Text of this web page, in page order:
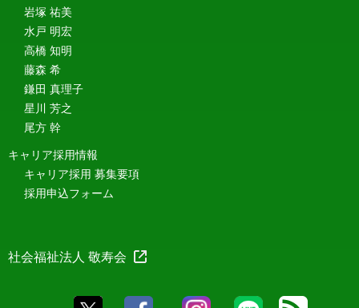
岩塚 祐美
水戸 明宏
高橋 知明
藤森 希
鎌田 真理子
星川 芳之
尾方 幹
キャリア採用情報
キャリア採用 募集要項
採用申込フォーム
社会福祉法人 敬寿会